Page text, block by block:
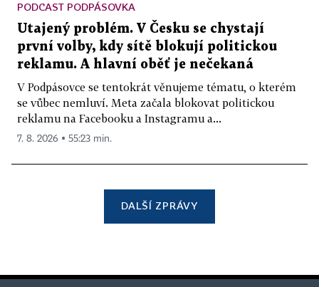
PODCAST PODPÁSOVKA
Utajený problém. V Česku se chystají
první volby, kdy sítě blokují politickou
reklamu. A hlavní oběť je nečekaná
V Podpásovce se tentokrát věnujeme tématu, o kterém
se vůbec nemluví. Meta začala blokovat politickou
reklamu na Facebooku a Instagramu a...
7. 8. 2026 ▪ 55:23 min.
DALŠÍ ZPRÁVY